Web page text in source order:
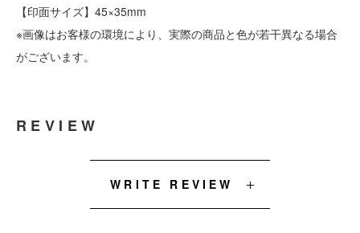
【印面サイズ】45×35mm
※画像はお客様の環境により、実際の商品と色が若干異なる場合
がございます。
REVIEW
WRITE REVIEW